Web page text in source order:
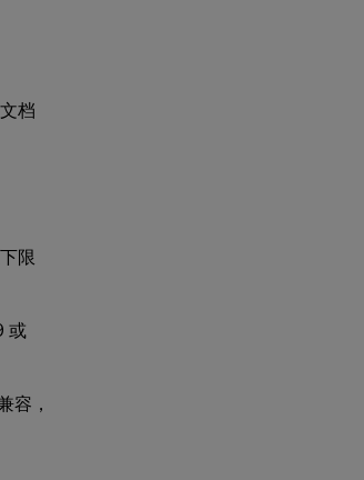
档
限
或
容，